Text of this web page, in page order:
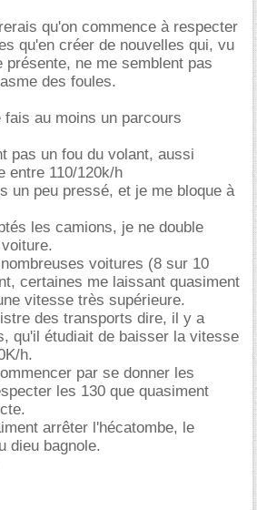
qu'on commence à respecter
qu'en créer de nouvelles qui, vu
présente, ne me semblent pas
des foules.
fais au moins un parcours
pas un fou du volant, aussi
entre 110/120k/h
un peu pressé, et je me bloque à
les camions, je ne double
voitures (8 sur 10
certaines me laissant quasiment
vitesse très supérieure.
des transports dire, il y a
qu'il étudiait de baisser la vitesse
h.
par se donner les
les 130 que quasiment
arrêter l'hécatombe, le
dieu bagnole.